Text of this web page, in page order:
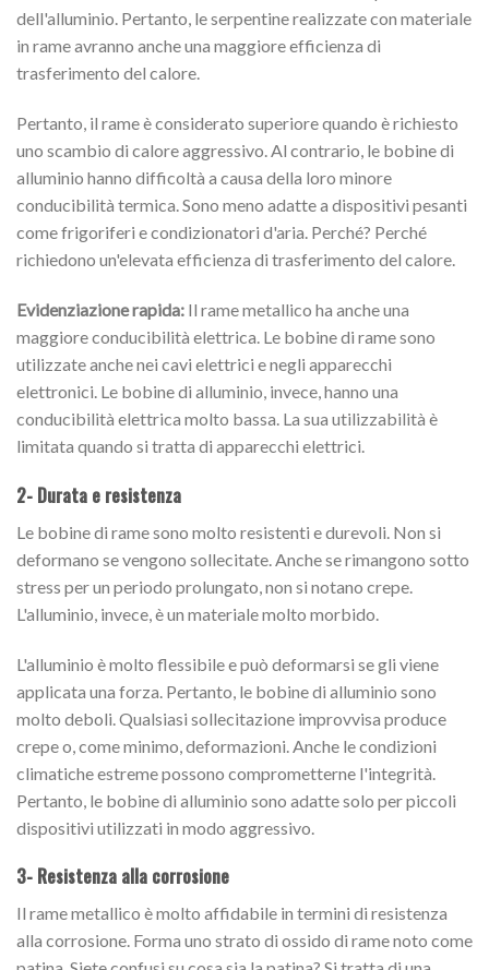
dell'alluminio. Pertanto, le serpentine realizzate con materiale
in rame avranno anche una maggiore efficienza di
trasferimento del calore.
Pertanto, il rame è considerato superiore quando è richiesto
uno scambio di calore aggressivo. Al contrario, le bobine di
alluminio hanno difficoltà a causa della loro minore
conducibilità termica. Sono meno adatte a dispositivi pesanti
come frigoriferi e condizionatori d'aria. Perché? Perché
richiedono un'elevata efficienza di trasferimento del calore.
Evidenziazione rapida: Il rame metallico ha anche una
maggiore conducibilità elettrica. Le bobine di rame sono
utilizzate anche nei cavi elettrici e negli apparecchi
elettronici. Le bobine di alluminio, invece, hanno una
conducibilità elettrica molto bassa. La sua utilizzabilità è
limitata quando si tratta di apparecchi elettrici.
2- Durata e resistenza
Le bobine di rame sono molto resistenti e durevoli. Non si
deformano se vengono sollecitate. Anche se rimangono sotto
stress per un periodo prolungato, non si notano crepe.
L'alluminio, invece, è un materiale molto morbido.
L'alluminio è molto flessibile e può deformarsi se gli viene
applicata una forza. Pertanto, le bobine di alluminio sono
molto deboli. Qualsiasi sollecitazione improvvisa produce
crepe o, come minimo, deformazioni. Anche le condizioni
climatiche estreme possono comprometterne l'integrità.
Pertanto, le bobine di alluminio sono adatte solo per piccoli
dispositivi utilizzati in modo aggressivo.
3- Resistenza alla corrosione
Il rame metallico è molto affidabile in termini di resistenza
alla corrosione. Forma uno strato di ossido di rame noto come